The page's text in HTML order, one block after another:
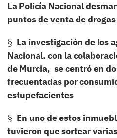
La Policía Nacional
puntos de venta de
§ La investigación de los
Nacional, con la
de Murcia, se centró en
frecuentadas por
estupefacientes
§ En uno de estos
tuvieron que sortear